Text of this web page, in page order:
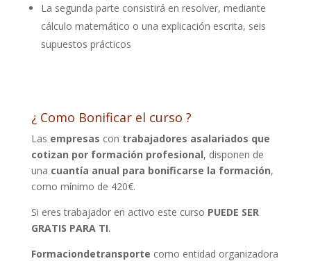
La segunda parte consistirá en resolver, mediante
cálculo matemático o una explicación escrita, seis
supuestos prácticos
¿ Como Bonificar el curso ?
Las empresas con trabajadores asalariados que
cotizan por formación profesional, disponen de
una cuantía anual para bonificarse la formación,
como mínimo de 420€.
Si eres trabajador en activo este curso PUEDE SER
GRATIS PARA TI.
Formaciondetransporte como entidad organizadora